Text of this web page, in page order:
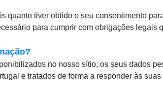
quanto tiver obtido o seu consentimento
para cumprir com obrigações legais
no nosso sítio, os seus dados
e tratados de forma a responder às